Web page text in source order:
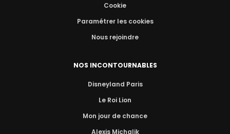
Cookie
Paramétrer les cookies
Nous rejoindre
NOS INCONTOURNABLES
Disneyland Paris
Le Roi Lion
Mon jour de chance
Alexis Michalik